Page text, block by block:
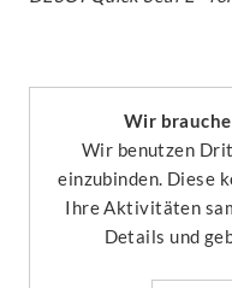
Wir
Wir benutzen
einzubinden. Diese
Ihre Aktivitäten
Details und